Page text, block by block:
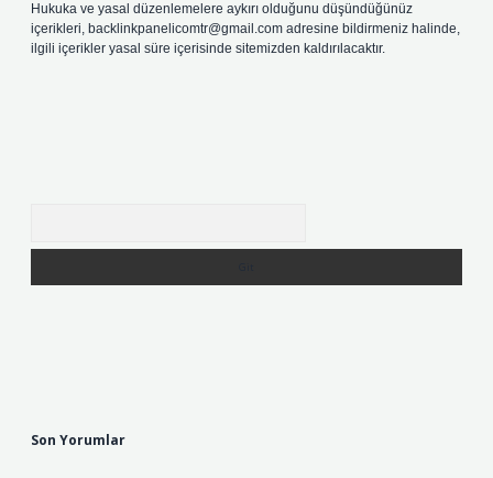
Hukuka ve yasal düzenlemelere aykırı olduğunu düşündüğünüz
içerikleri, backlinkpanelicomtr@gmail.com adresine bildirmeniz halinde,
ilgili içerikler yasal süre içerisinde sitemizden kaldırılacaktır.
Son Yorumlar